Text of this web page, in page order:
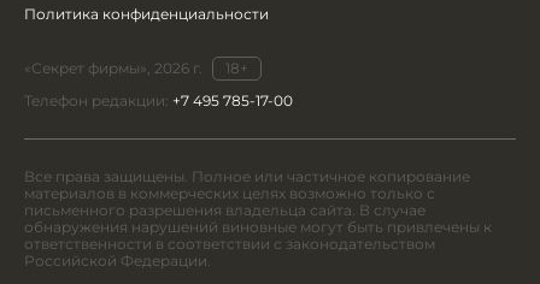
Политика конфиденциальности
«Секрет фирмы», 2026 г.
18+
Телефон редакции: +7 495 785-17-00
Все права защищены. Полное или частичное копирование
материалов в коммерческих целях возможно только с
письменного разрешения владельца сайта. В случае
обнаружения нарушений виновные могут быть привлечены к
ответственности в соответствии с законодательством
Российской Федерации.